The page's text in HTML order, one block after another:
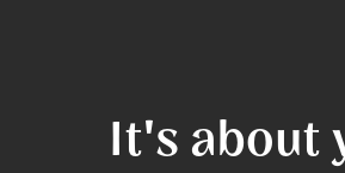
It's about